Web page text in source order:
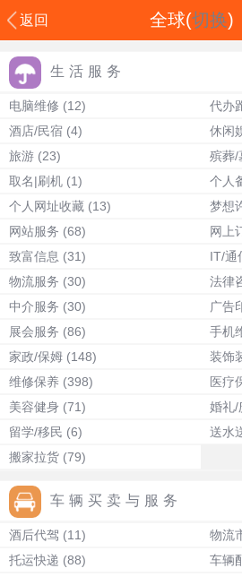
返回 全球(切换)
生活服务
电脑维修 (12) 代办
酒店/民宿 (4) 休闲
旅游 (23) 殡葬/
取名|刷机 (1) 个人
个人网址收藏 (13) 梦想
网站服务 (68) 网上
致富信息 (31) IT/通
物流服务 (30) 法律
中介服务 (30) 广告
展会服务 (86) 手机
家政/保姆 (148) 装饰
维修保养 (398) 医疗
美容健身 (71) 婚礼/
留学/移民 (6) 送水
搬家拉货 (79)
车辆买卖与服务
酒后代驾 (11) 物流
托运快递 (88) 车辆